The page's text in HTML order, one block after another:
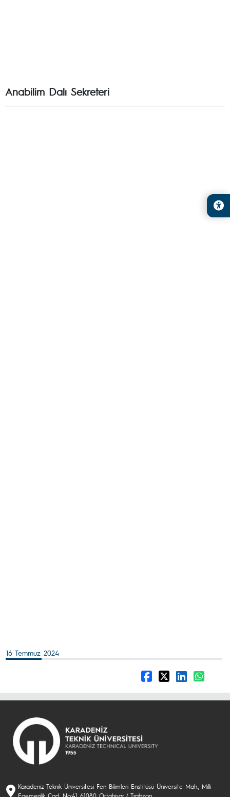
Anabilim Dalı Sekreteri
16 Temmuz 2024
Karadeniz Teknik Üniversitesi Fen Bilimleri Enstitüsü Üniversite Mah., Milli